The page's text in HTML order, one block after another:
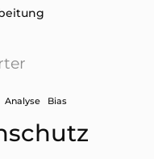
Analyse Bias